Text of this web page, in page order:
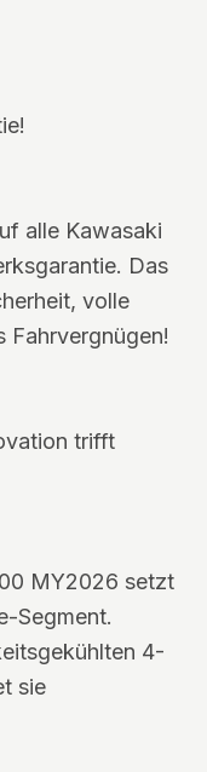
alle Kawasaki
Das
volle
Fahrvergnügen!
trifft
MY2026 setzt
Segment.
4-
sie